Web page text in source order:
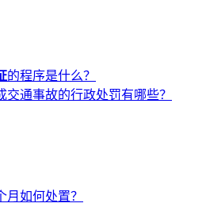
的程序是什么？
交通事故的行政处罚有哪些？
月如何处置？